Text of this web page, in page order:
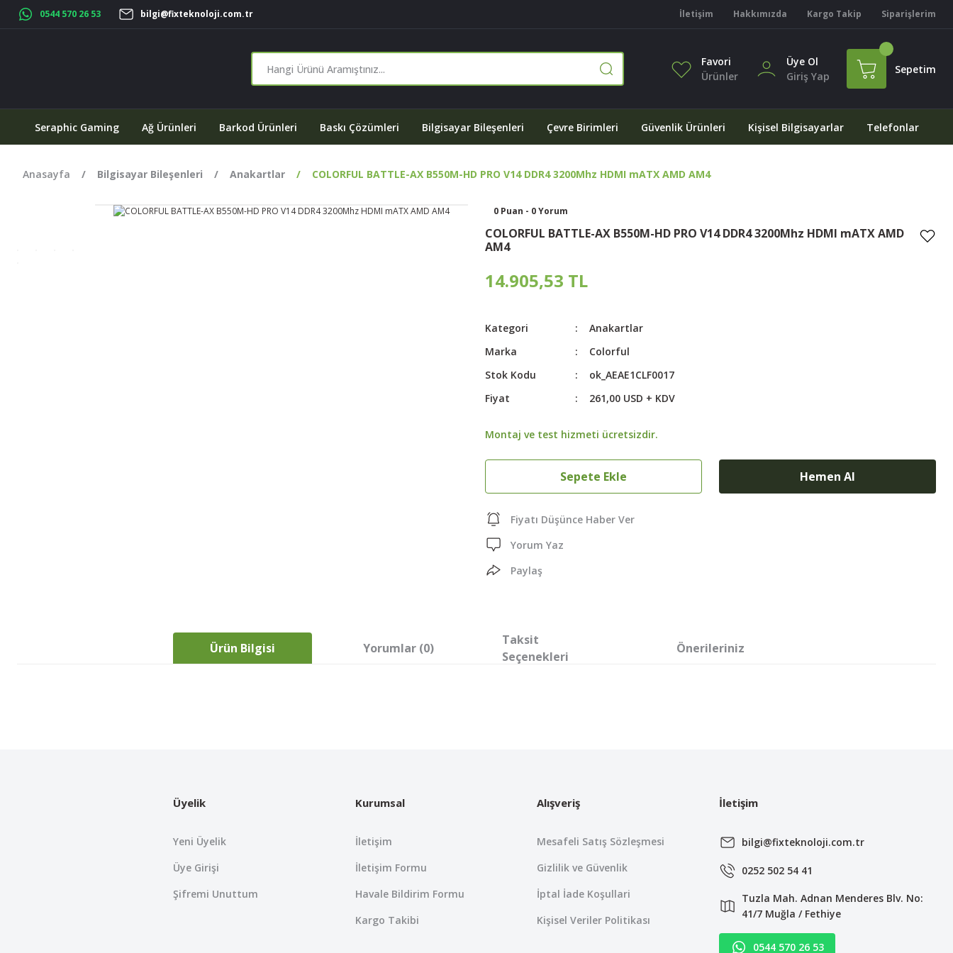
0544 570 26 53 bilgi@fixteknoloji.com.tr İletişim Hakkımızda Kargo Takip Siparişlerim
Favori
Ürünler
Üye Ol
Giriş Yap
Sepetim
Seraphic Gaming Ağ Ürünleri Barkod Ürünleri Baskı Çözümleri Bilgisayar Bileşenleri Çevre Birimleri Güvenlik Ürünleri Kişisel Bilgisayarlar Telefonlar
Anasayfa Bilgisayar Bileşenleri Anakartlar COLORFUL BATTLE-AX B550M-HD PRO V14 DDR4 3200Mhz HDMI mATX AMD AM4
0 Puan - 0 Yorum
COLORFUL BATTLE-AX B550M-HD PRO V14 DDR4 3200Mhz HDMI mATX AMD
AM4
14.905,53 TL
Kategori
Anakartlar
Marka
Colorful
Stok Kodu
ok_AEAE1CLF0017
Fiyat
261,00 USD + KDV
Montaj ve test hizmeti ücretsizdir.
Sepete Ekle Hemen Al
Fiyatı Düşünce Haber Ver
Yorum Yaz
Paylaş
Ürün Bilgisi Yorumlar (0)
Taksit
Seçenekleri
Önerileriniz
Ürün bilgilerinde hatalar bulunuyor.
Bu ürüne benzer farklı alternatifler olmalı.
Üyelik
Yeni Üyelik
Üye Girişi
Şifremi Unuttum
Kurumsal
İletişim
İletişim Formu
Havale Bildirim Formu
Kargo Takibi
Alışveriş
Mesafeli Satış Sözleşmesi
Gizlilik ve Güvenlik
İptal İade Koşullari
Kişisel Veriler Politikası
İletişim
bilgi@fixteknoloji.com.tr
0252 502 54 41
Tuzla Mah. Adnan Menderes Blv. No:
41/7 Muğla / Fethiye
0544 570 26 53